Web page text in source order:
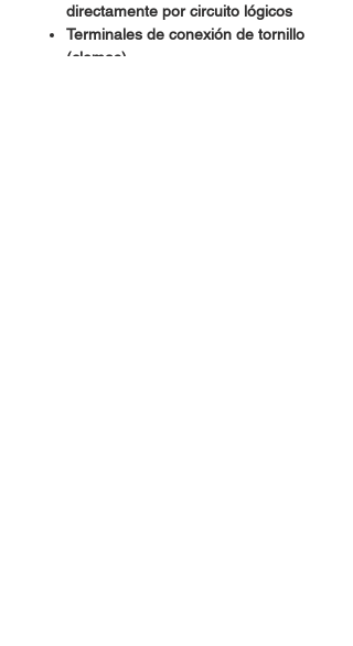
directamente por circuito lógicos
Terminales de conexión de tornillo
(clemas)